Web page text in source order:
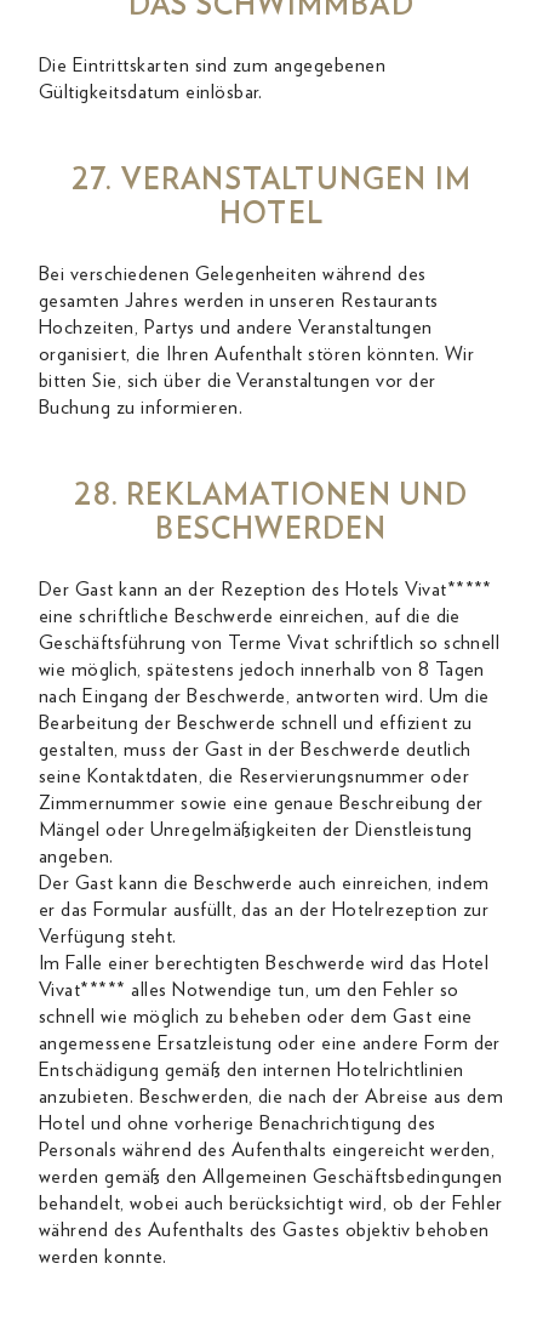
DAS SCHWIMMBAD
Die Eintrittskarten sind zum angegebenen
Gültigkeitsdatum einlösbar.
27. VERANSTALTUNGEN IM
HOTEL
Bei verschiedenen Gelegenheiten während des
gesamten Jahres werden in unseren Restaurants
Hochzeiten, Partys und andere Veranstaltungen
organisiert, die Ihren Aufenthalt stören könnten. Wir
bitten Sie, sich über die Veranstaltungen vor der
Buchung zu informieren.
28. REKLAMATIONEN UND
BESCHWERDEN
Der Gast kann an der Rezeption des Hotels Vivat*****
eine schriftliche Beschwerde einreichen, auf die die
Geschäftsführung von Terme Vivat schriftlich so schnell
wie möglich, spätestens jedoch innerhalb von 8 Tagen
nach Eingang der Beschwerde, antworten wird. Um die
Bearbeitung der Beschwerde schnell und effizient zu
gestalten, muss der Gast in der Beschwerde deutlich
seine Kontaktdaten, die Reservierungsnummer oder
Zimmernummer sowie eine genaue Beschreibung der
Mängel oder Unregelmäßigkeiten der Dienstleistung
angeben.
Der Gast kann die Beschwerde auch einreichen, indem
er das Formular ausfüllt, das an der Hotelrezeption zur
Verfügung steht.
Im Falle einer berechtigten Beschwerde wird das Hotel
Vivat***** alles Notwendige tun, um den Fehler so
schnell wie möglich zu beheben oder dem Gast eine
angemessene Ersatzleistung oder eine andere Form der
Entschädigung gemäß den internen Hotelrichtlinien
anzubieten. Beschwerden, die nach der Abreise aus dem
Hotel und ohne vorherige Benachrichtigung des
Personals während des Aufenthalts eingereicht werden,
werden gemäß den Allgemeinen Geschäftsbedingungen
behandelt, wobei auch berücksichtigt wird, ob der Fehler
während des Aufenthalts des Gastes objektiv behoben
werden konnte.